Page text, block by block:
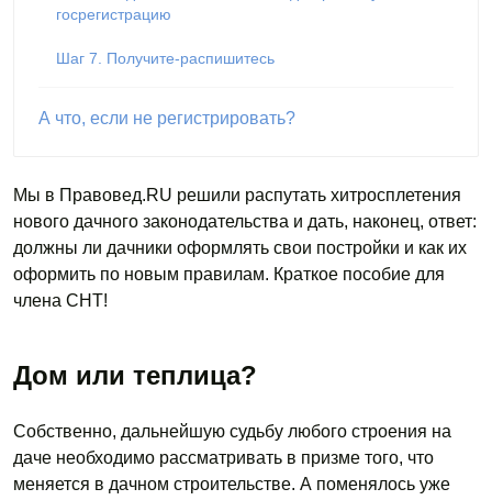
госрегистрацию
Шаг 7. Получите-распишитесь
А что, если не регистрировать?
Мы в Правовед.RU решили распутать хитросплетения
нового дачного законодательства и дать, наконец, ответ:
должны ли дачники оформлять свои постройки и как их
оформить по новым правилам. Краткое пособие для
члена СНТ!
Дом или теплица?
Собственно, дальнейшую судьбу любого строения на
даче необходимо рассматривать в призме того, что
меняется в дачном строительстве. А поменялось уже